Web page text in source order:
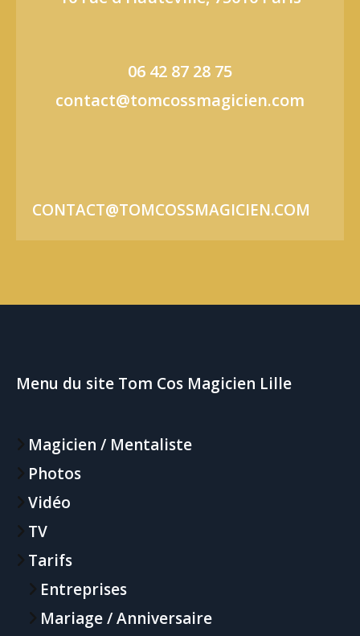
06 42 87 28 75
contact@tomcossmagicien.com
CONTACT@TOMCOSSMAGICIEN.COM
Menu du site Tom Cos Magicien Lille
Magicien / Mentaliste
Photos
Vidéo
TV
Tarifs
Entreprises
Mariage / Anniversaire